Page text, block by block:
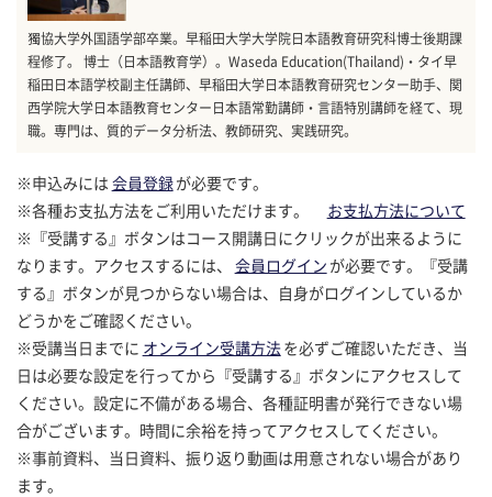
獨協大学外国語学部卒業。早稲田大学大学院日本語教育研究科博士後期課
程修了。 博士（日本語教育学）。Waseda Education(Thailand)・タイ早
稲田日本語学校副主任講師、早稲田大学日本語教育研究センター助手、関
西学院大学日本語教育センター日本語常勤講師・言語特別講師を経て、現
職。専門は、質的データ分析法、教師研究、実践研究。
※申込みには 会員登録が必要です。
※各種お支払方法をご利用いただけます。
お支払方法について
※『受講する』ボタンはコース開講日にクリックが出来るように
なります。アクセスするには、
会員ログイン が必要です。『受講
する』ボタンが見つからない場合は、自身がログインしているか
どうかをご確認ください。
※受講当日までに オンライン受講方法を必ずご確認いただき、当
日は必要な設定を行ってから『受講する』ボタンにアクセスして
ください。設定に不備がある場合、各種証明書が発行できない場
合がございます。時間に余裕を持ってアクセスしてください。
※事前資料、当日資料、振り返り動画は用意されない場合があり
ます。